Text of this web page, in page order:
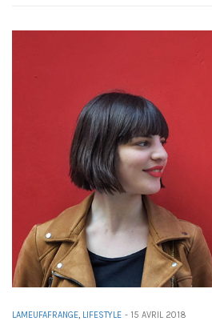
LAMEUFAFRANGE, LIFESTYLE - 15 AVRIL 2018